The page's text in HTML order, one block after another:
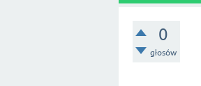
0
głosów